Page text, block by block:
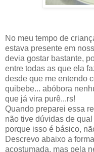
No meu tempo de
estava presente em
devia gostar bastante,
entre todas as que ela
desde que me entendo
quibebe... abóbora
que já vira purê...rs!
Quando preparei essa
não tive dúvidas de
porque isso é básico,
Descrevo abaixo a
acostumada, mas pela